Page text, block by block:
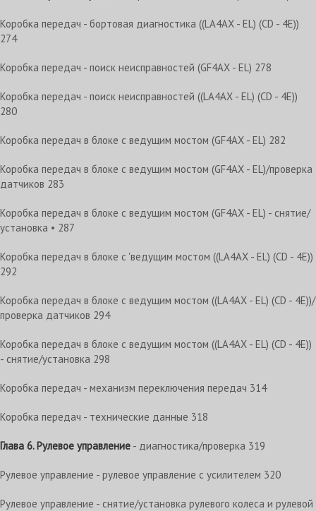
Коробка передач - бортовая диагностика ((LA4AX - EL) (CD - 4E))
274
Коробка передач - поиск неисправностей (GF4AX - EL) 278
Коробка передач - поиск неисправностей ((LA4AX - EL) (CD - 4E))
280
Коробка передач в блоке с ведущим мостом (GF4AX - EL) 282
Коробка передач в блоке с ведущим мостом (GF4AX - EL)/проверка
датчиков 283
Коробка передач в блоке с ведущим мостом (GF4AX - EL) - снятие/
установка • 287
Коробка передач в блоке с 'ведущим мостом ((LA4AX - EL) (CD - 4E))
292
Коробка передач в блоке с ведущим мостом ((LA4AX - EL) (CD - 4E))/
проверка датчиков 294
Коробка передач в блоке с ведущим мостом ((LA4AX - EL) (CD - 4E))
- снятие/установка 298
Коробка передач - механизм переключения передач 314
Коробка передач - технические данные 318
Глава 6. Рулевое управление - диагностика/проверка 319
Рулевое управление - рулевое управление с усилителем 320
Рулевое управление - снятие/установка рулевого колеса и рулевой